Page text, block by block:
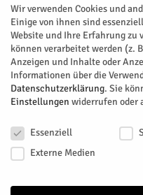
« Alle Veranstaltungen
Diese Veranstaltung hat
Barfuß in
Wir verwenden Cookies und
Einige von ihnen sind
Website und Ihre Erfahrung zu
können verarbeitet werden (z.
Anzeigen und Inhalte oder
Informationen über die
Datenschutzerklärung. Sie
Einstellungen widerrufen oder
Essenziell
Externe Medien